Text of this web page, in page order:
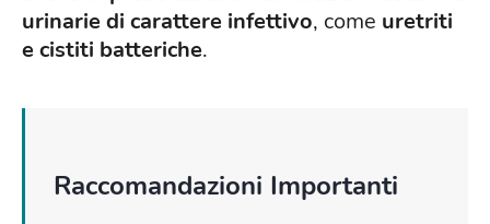
urinarie di carattere infettivo, come uretriti
e cistiti batteriche.
Raccomandazioni Importanti